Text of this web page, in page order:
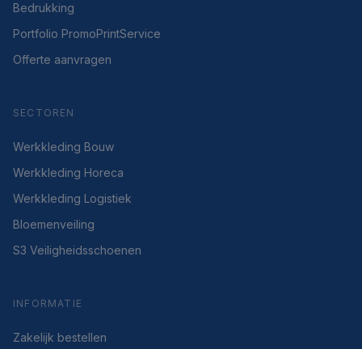
Bedrukking
Portfolio PromoPrintService
Offerte aanvragen
SECTOREN
Werkkleding Bouw
Werkkleding Horeca
Werkkleding Logistiek
Bloemenveiling
S3 Veiligheidsschoenen
INFORMATIE
Zakelijk bestellen